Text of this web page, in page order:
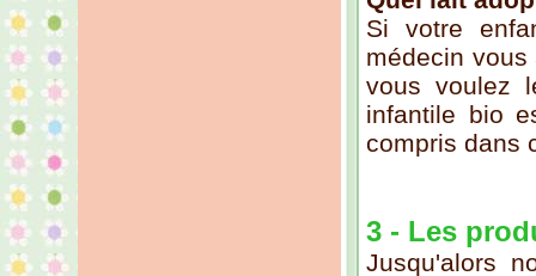
Si votre
médecin
vous voulez
infantile bio
compris dans
3 - Les
Jusqu'alors